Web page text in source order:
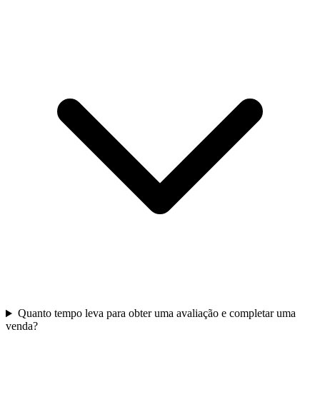
Quanto tempo leva para obter uma avaliação e completar uma
venda?